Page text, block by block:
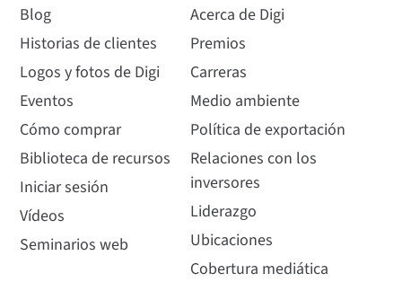
Blog
Historias de clientes
Logos y fotos de Digi
Eventos
Cómo comprar
Biblioteca de recursos
Iniciar sesión
Vídeos
Seminarios web
Acerca de Digi
Premios
Carreras
Medio ambiente
Política de exportación
Relaciones con los
inversores
Liderazgo
Ubicaciones
Cobertura mediática